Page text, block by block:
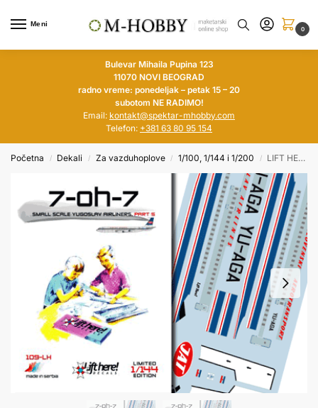
Meni
0
Bulevar Mihaila Pupina 123
11070 NOVI BEOGRAD
radno vreme: ponedeljak – petak 15 – 20
subotom NE RADIMO!
Email: kontakt@spektar-mhobby.com
Telefon: +381 63 80 95 154
Početna / Dekali / Za vazduhoplove / 1/100, 1/144 i 1/200 / LIFT HERE! „7-oh-7“ Small Scale Yugoslav Airliners, part 5